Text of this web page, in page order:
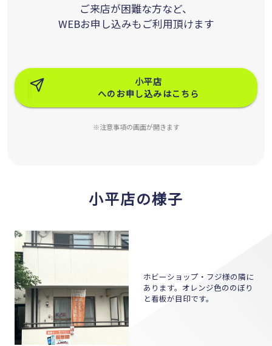
ご来店が困難な方など、
WEBお申し込みもご利用頂けます
小平店
へのお申し込みはこちら
※注意事項の画面が開きます
小平店の様子
ホビーショップ・フジ様の隣に
あります。オレンジ色ののぼり
と看板が目印です。